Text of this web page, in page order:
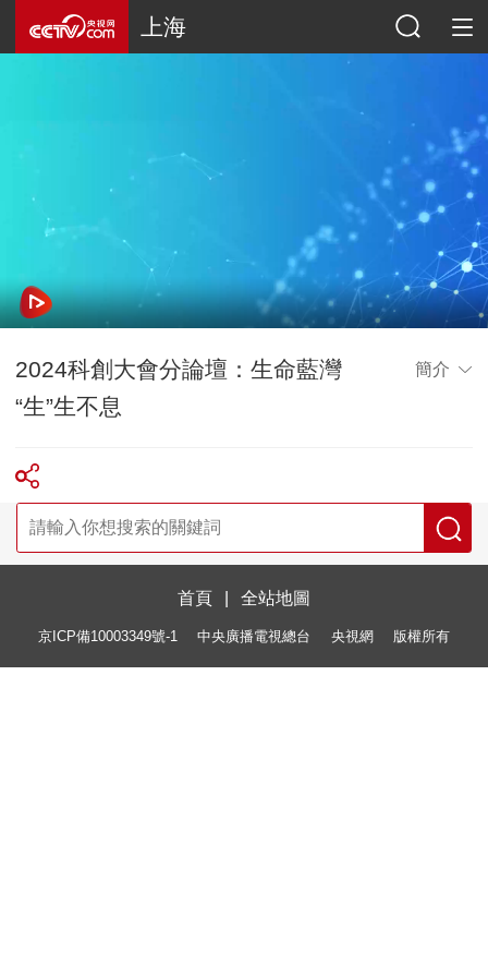
上海
2024科創大會分論壇：生命藍灣
“生”生不息
簡介
首頁 全站地圖
京ICP備10003349號-1 中央廣播電視總台 央視網 版權所有